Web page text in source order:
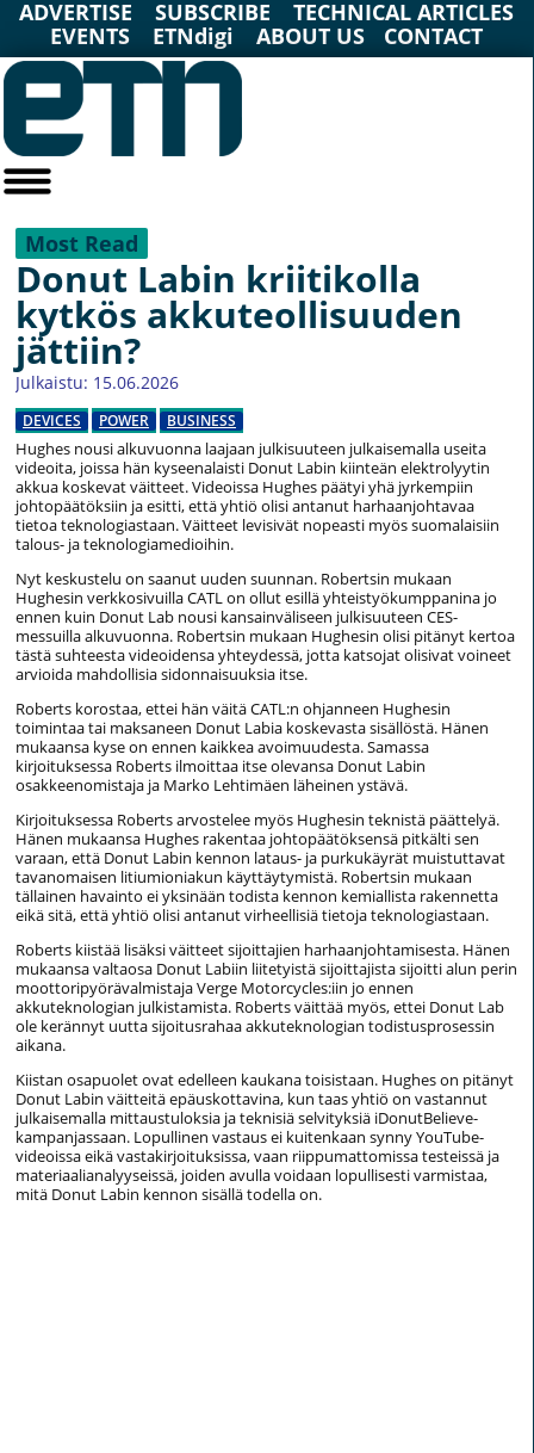
ADVERTISE SUBSCRIBE
TECHNICAL ARTICLES
EVENTS
ETNdigi ABOUT US CONTACT
Most Read
Donut Labin kriitikolla
kytkös akkuteollisuuden
jättiin?
Julkaistu: 15.06.2026
DEVICES POWER BUSINESS
Hughes nousi alkuvuonna laajaan julkisuuteen julkaisemalla useita
videoita, joissa hän kyseenalaisti Donut Labin kiinteän elektrolyytin
akkua koskevat väitteet. Videoissa Hughes päätyi yhä jyrkempiin
johtopäätöksiin ja esitti, että yhtiö olisi antanut harhaanjohtavaa
tietoa teknologiastaan. Väitteet levisivät nopeasti myös suomalaisiin
talous- ja teknologiamedioihin.
Nyt keskustelu on saanut uuden suunnan. Robertsin mukaan
Hughesin verkkosivuilla CATL on ollut esillä yhteistyökumppanina jo
ennen kuin Donut Lab nousi kansainväliseen julkisuuteen CES-
messuilla alkuvuonna. Robertsin mukaan Hughesin olisi pitänyt kertoa
tästä suhteesta videoidensa yhteydessä, jotta katsojat olisivat voineet
arvioida mahdollisia sidonnaisuuksia itse.
Roberts korostaa, ettei hän väitä CATL:n ohjanneen Hughesin
toimintaa tai maksaneen Donut Labia koskevasta sisällöstä. Hänen
mukaansa kyse on ennen kaikkea avoimuudesta. Samassa
kirjoituksessa Roberts ilmoittaa itse olevansa Donut Labin
osakkeenomistaja ja Marko Lehtimäen läheinen ystävä.
Kirjoituksessa Roberts arvostelee myös Hughesin teknistä päättelyä.
Hänen mukaansa Hughes rakentaa johtopäätöksensä pitkälti sen
varaan, että Donut Labin kennon lataus- ja purkukäyrät muistuttavat
tavanomaisen litiumioniakun käyttäytymistä. Robertsin mukaan
tällainen havainto ei yksinään todista kennon kemiallista rakennetta
eikä sitä, että yhtiö olisi antanut virheellisiä tietoja teknologiastaan.
Roberts kiistää lisäksi väitteet sijoittajien harhaanjohtamisesta. Hänen
mukaansa valtaosa Donut Labiin liitetyistä sijoittajista sijoitti alun perin
moottoripyörävalmistaja Verge Motorcycles:iin jo ennen
akkuteknologian julkistamista. Roberts väittää myös, ettei Donut Lab
ole kerännyt uutta sijoitusrahaa akkuteknologian todistusprosessin
aikana.
Kiistan osapuolet ovat edelleen kaukana toisistaan. Hughes on pitänyt
Donut Labin väitteitä epäuskottavina, kun taas yhtiö on vastannut
julkaisemalla mittaustuloksia ja teknisiä selvityksiä iDonutBelieve-
kampanjassaan. Lopullinen vastaus ei kuitenkaan synny YouTube-
videoissa eikä vastakirjoituksissa, vaan riippumattomissa testeissä ja
materiaalianalyyseissä, joiden avulla voidaan lopullisesti varmistaa,
mitä Donut Labin kennon sisällä todella on.